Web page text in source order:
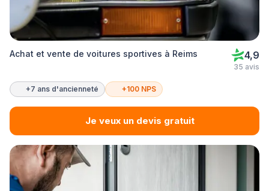
Achat et vente de voitures sportives à Reims 4,9
35 avis
+7 ans d'ancienneté +100 NPS
Je veux un devis gratuit